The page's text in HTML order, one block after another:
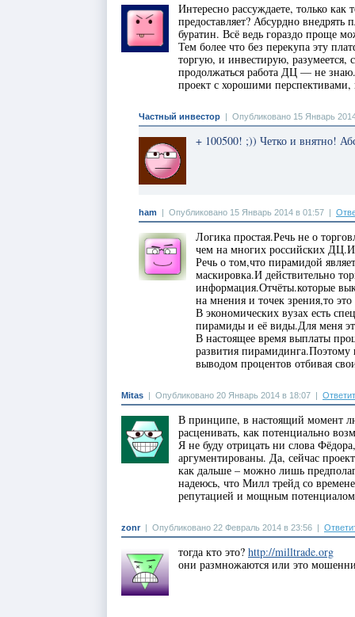
Интересно рассуждаете, только как
предоставляет? Абсурдно
буратин. Всё ведь гораздо проще
Тем более что без перекупа эту
торгую, и инвестирую, разумеется,
продолжаться работа ДЦ — не
проект с хорошими
Частный инвестор Опубликовано 15 Январь
+ 100500! ;)) Четко и внятно!
ham Опубликовано 15 Январь 2014 в 01:57
Логика простая.Речь не о
чем на многих российских ДЦ.И
Речь о том,что пирамидой
маскировка.И действительно
информация.Отчёты.которые
на мнения и точек зрения,то
В экономических вузах есть
пирамиды и её виды.Для меня
В настоящее время выплаты
развития
выводом процентов отбивая
Mitas Опубликовано 20 Январь 2014 в 18:07
В принципе, в настоящий момент
расценивать, как потенциально
Я не буду отрицать ни слова
аргументированы. Да, сейчас
как дальше – можно лишь
надеюсь, что Милл трейд со
репутацией и мощным
zonr| Опубликовано 22 Февраль 2014 в 23:56
тогда кто это? http://milltrade.org
они размножаются или это